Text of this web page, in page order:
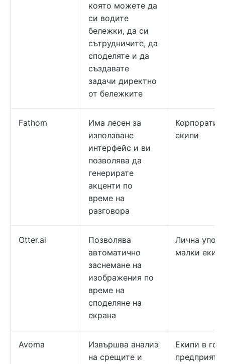
която можете да
си водите
бележки, да си
сътрудничите, да
споделяте и да
създавате
задачи директно
от бележките
Fathom
Има лесен за
използване
интерфейс и ви
позволява да
генерирате
акценти по
време на
разговора
екипи
Otter.ai
Позволява
автоматично
заснемане на
изображения по
време на
споделяне на
екрана
Лична
малки
Avoma
Извършва анализ
на срещите и
Екипи в